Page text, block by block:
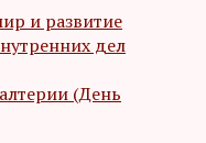
и развитие
дел
(День